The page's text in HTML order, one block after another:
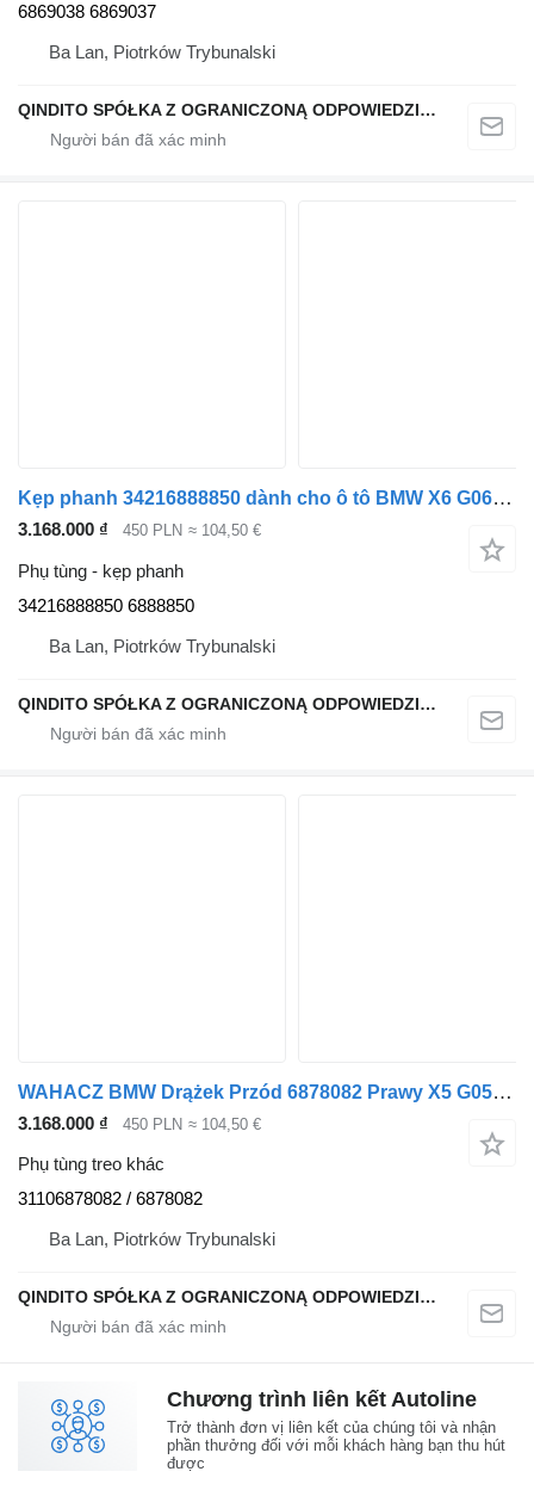
6869038 6869037
Ba Lan, Piotrków Trybunalski
QINDITO SPÓŁKA Z OGRANICZONĄ ODPOWIEDZIALNOŚCIĄ
Kẹp phanh 34216888850 dành cho ô tô BMW X6 G06 X5 G05
3.168.000 ₫ 450 PLN ≈ 104,50 €
Phụ tùng - kẹp phanh
34216888850 6888850
Ba Lan, Piotrków Trybunalski
QINDITO SPÓŁKA Z OGRANICZONĄ ODPOWIEDZIALNOŚCIĄ
WAHACZ BMW Drążek Przód 6878082 Prawy X5 G05 X6 G06 X6 G07 6878082 31106878082 dành cho ô tô BMW X6 G06 X5 G05
3.168.000 ₫ 450 PLN ≈ 104,50 €
Phụ tùng treo khác
31106878082 / 6878082
Ba Lan, Piotrków Trybunalski
QINDITO SPÓŁKA Z OGRANICZONĄ ODPOWIEDZIALNOŚCIĄ
Chương trình liên kết Autoline
Trở thành đơn vị liên kết của chúng tôi và nhận
phần thưởng đối với mỗi khách hàng bạn thu hút
được